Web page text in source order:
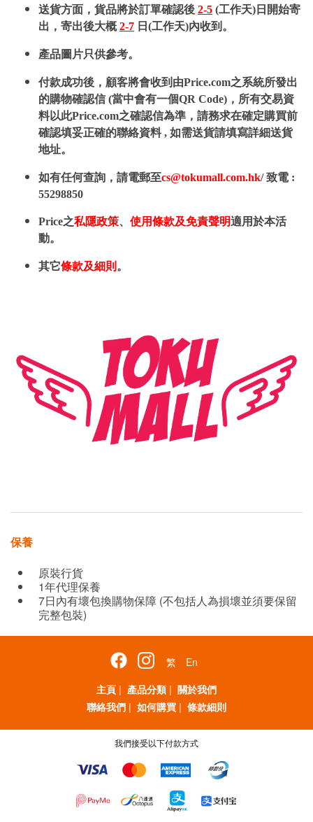
送貨方面，貨品將於訂單確認後 2-5 (工作天)日開始寄
出，寄出後大概2-7 日(工作天)內收到。
產品圖片只供參考。
付款成功後，顧客將會收到由Price.com之系統所發出
的購物確認信 (當中會有一個QR Code)，所有交易資
料以此Price.com之確認信為準，請務求在確定購買前
確認填妥正確的聯絡資料 , 如需送貨請填寫詳細送貨
地址。
如有任何查詢，請電郵至cs@tokumall.com.hk/ 致電 :
55298850
Price之私隱政策、 使用條款及免責聲明適用於本活
動。
其它條款及細則 。
保養
原裝行貨
1年代理保養
7日內有壞包換購物保障 (不包括人為損壞並須要保留
完整包裝)
繁
En
主頁 | 產品分類 | 關於我們
聯絡我們 | 如何購買 | 條款細則
我們接受以下付款方式